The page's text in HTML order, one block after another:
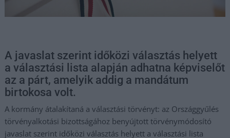
A javaslat szerint időközi választás helyett
a választási lista alapján adhatna képviselőt
az a párt, amelyik addig a mandátum
birtokosa volt.
A kormány átalakítaná a választási törvényt: az Országgyűlés
törvényalkotási bizottságához benyújtott törvénymódosító
javaslat szerint időközi választás helyett a választási lista